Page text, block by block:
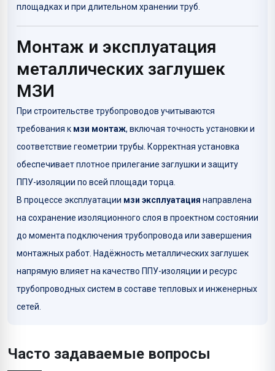
площадках и при длительном хранении труб.
Монтаж и эксплуатация
металлических заглушек
МЗИ
При строительстве трубопроводов учитываются
требования к мзи монтаж, включая точность установки и
соответствие геометрии трубы. Корректная установка
обеспечивает плотное прилегание заглушки и защиту
ППУ-изоляции по всей площади торца.
В процессе эксплуатации мзи эксплуатация направлена
на сохранение изоляционного слоя в проектном состоянии
до момента подключения трубопровода или завершения
монтажных работ. Надёжность металлических заглушек
напрямую влияет на качество ППУ-изоляции и ресурс
трубопроводных систем в составе тепловых и инженерных
сетей.
Часто задаваемые вопросы